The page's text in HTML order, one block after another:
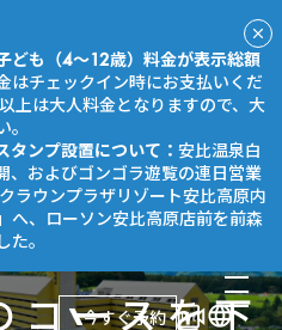
ども（4～12歳）料金が表示総額
はチェックイン時にお支払いくだ
上は大人料金となりますので、大
タンプ設置について： 安比温泉白
およびゴンゴラ遊覧の連日営業
ラウンプラザリゾート安比高原内
へ、ローソン安比高原店前を前森
。
今すぐ予約
コースを下